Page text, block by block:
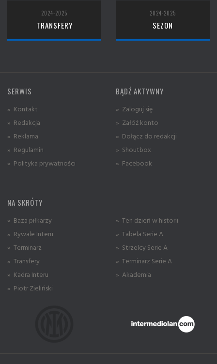
2024-2025
TRANSFERY
2024-2025
SEZON
SERWIS
» Kontakt
» Redakcja
» Reklama
» Regulamin
» Polityka prywatności
BĄDŹ AKTYWNY
» Zaloguj się
» Załóż konto
» Dołącz do redakcji
» Shoutbox
» Facebook
NA SKRÓTY
» Baza piłkarzy
» Rywale Interu
» Terminarz
» Transfery
» Kadra Interu
» Piotr Zieliński
» Ten dzień w historii
» Tabela Serie A
» Strzelcy Serie A
» Terminarz Serie A
» Akademia